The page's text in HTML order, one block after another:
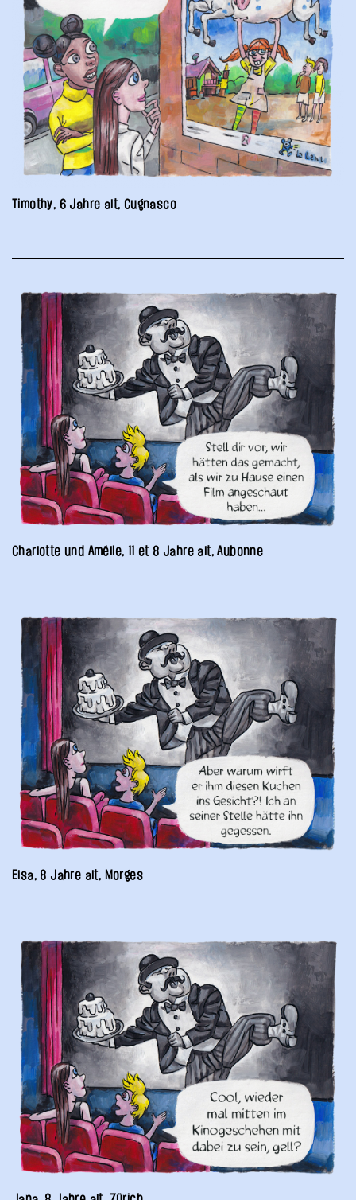
Timothy, 6 Jahre alt, Cugnasco
Charlotte und Amélie, 11 et 8 Jahre alt, Aubonne
Elsa, 8 Jahre alt, Morges